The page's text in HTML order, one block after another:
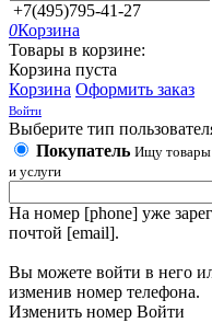
+7(495)795-41-27
0Корзина
Товары в корзине:
Корзина пуста
Корзина Оформить заказ
Войти
Выберите тип
Покупатель Ищу товары
и услуги
На номер [phone] уже
почтой [email].
Вы можете войти в него
изменив номер телефона.
Изменить номер Войти